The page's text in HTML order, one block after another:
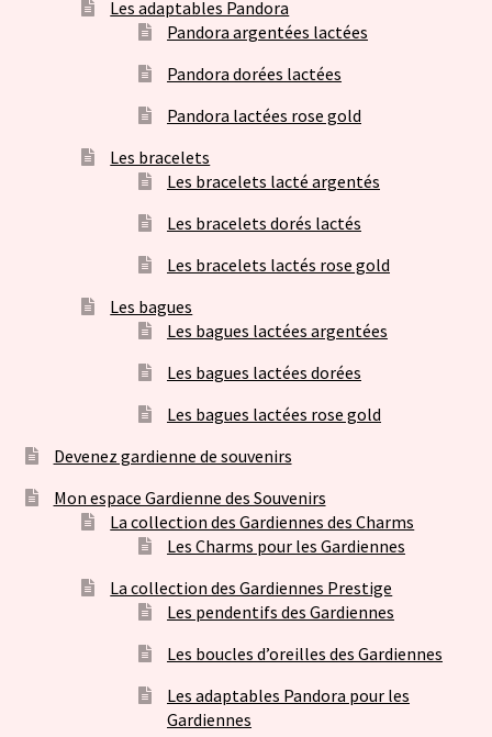
Les adaptables Pandora
Pandora argentées lactées
Pandora dorées lactées
Pandora lactées rose gold
Les bracelets
Les bracelets lacté argentés
Les bracelets dorés lactés
Les bracelets lactés rose gold
Les bagues
Les bagues lactées argentées
Les bagues lactées dorées
Les bagues lactées rose gold
Devenez gardienne de souvenirs
Mon espace Gardienne des Souvenirs
La collection des Gardiennes des Charms
Les Charms pour les Gardiennes
La collection des Gardiennes Prestige
Les pendentifs des Gardiennes
Les boucles d’oreilles des Gardiennes
Les adaptables Pandora pour les
Gardiennes